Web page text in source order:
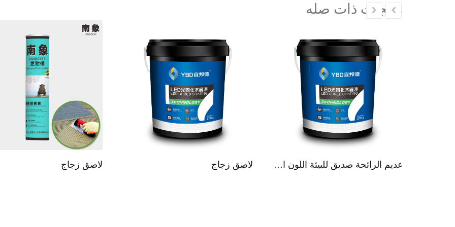
منتجات ذات صله
عديم الرائحة صديق للبيئة اللون الأبيض طلاء الجدران الخفيفة المعتمدة على الماء للسياراتوصف المنتج لاصق زجاج لاصق زجاج